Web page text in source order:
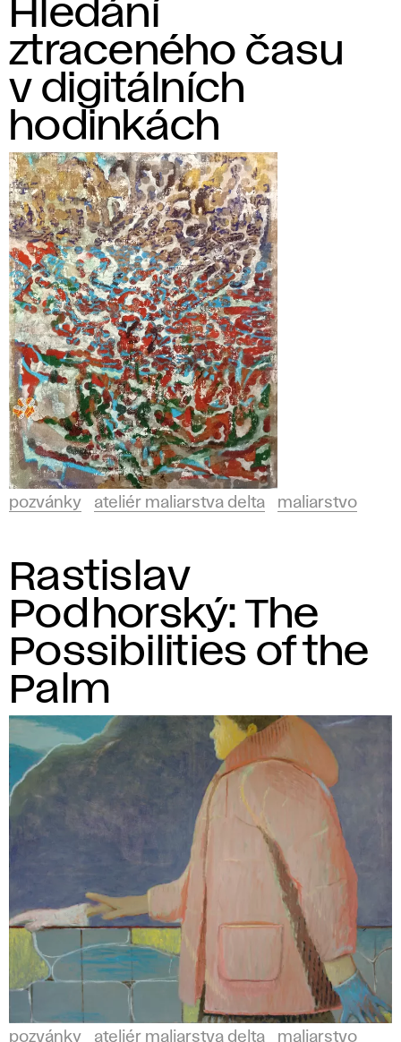
Hledání
ztraceného času
v digitálních
hodinkách
pozvánky ateliér maliarstva delta maliarstvo
Rastislav
Podhorský: The
Possibilities of the
Palm
pozvánky ateliér maliarstva delta maliarstvo